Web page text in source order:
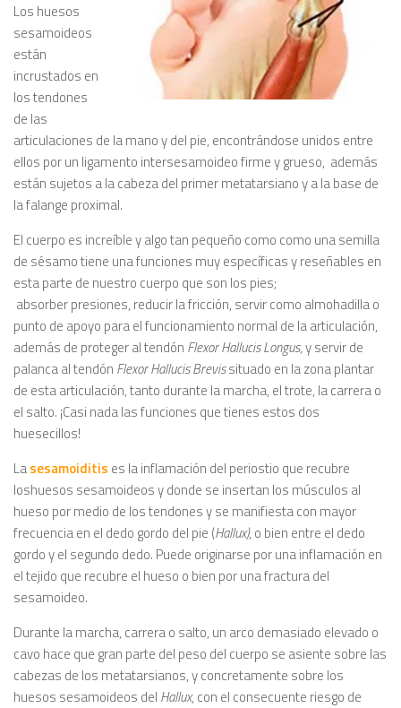
Los huesos
sesamoideos
están
incrustados en
los tendones
de las
articulaciones de la mano y del pie, encontrándose unidos entre
ellos por un ligamento intersesamoideo firme y grueso, además
están sujetos a la cabeza del primer metatarsiano y a la base de
la falange proximal.
El cuerpo es increíble y algo tan pequeño como como una semilla
de sésamo tiene una funciones muy específicas y reseñables en
esta parte de nuestro cuerpo que son los pies;
absorber presiones, reducir la fricción, servir como almohadilla o
punto de apoyo para el funcionamiento normal de la articulación,
además de proteger al tendón Flexor Hallucis Longus, y servir de
palanca al tendón Flexor Hallucis Brevissituado en la zona plantar
de esta articulación, tanto durante la marcha, el trote, la carrera o
el salto. ¡Casi nada las funciones que tienes estos dos
huesecillos!
Lasesamoiditis es la inflamación del periostio que recubre
loshuesos sesamoideos y donde se insertan los músculos al
hueso por medio de los tendones y se manifiesta con mayor
frecuencia en el dedo gordo del pie (Hallux), o bien entre el dedo
gordo y el segundo dedo. Puede originarse por una inflamación en
el tejido que recubre el hueso o bien por una fractura del
sesamoideo.
Durante la marcha, carrera o salto, un arco demasiado elevado o
cavo hace que gran parte del peso del cuerpo se asiente sobre las
cabezas de los metatarsianos, y concretamente sobre los
huesos sesamoideos del Hallux, con el consecuente riesgo de